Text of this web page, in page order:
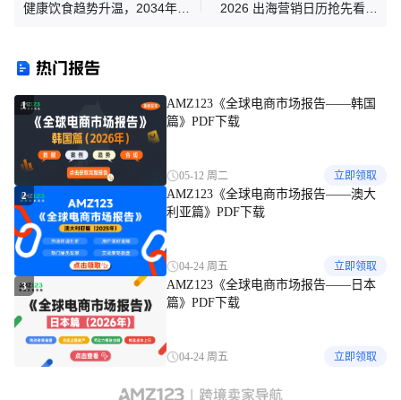
健康饮食趋势升温，2034年全
2026 出海营销日历抢先看！
热门报告
1
AMZ123《全球电商市场报告——韩国
篇》PDF下载
05-12 周二 立即领取
2
AMZ123《全球电商市场报告——澳大
利亚篇》PDF下载
04-24 周五 立即领取
3
AMZ123《全球电商市场报告——日本
篇》PDF下载
04-24 周五 立即领取